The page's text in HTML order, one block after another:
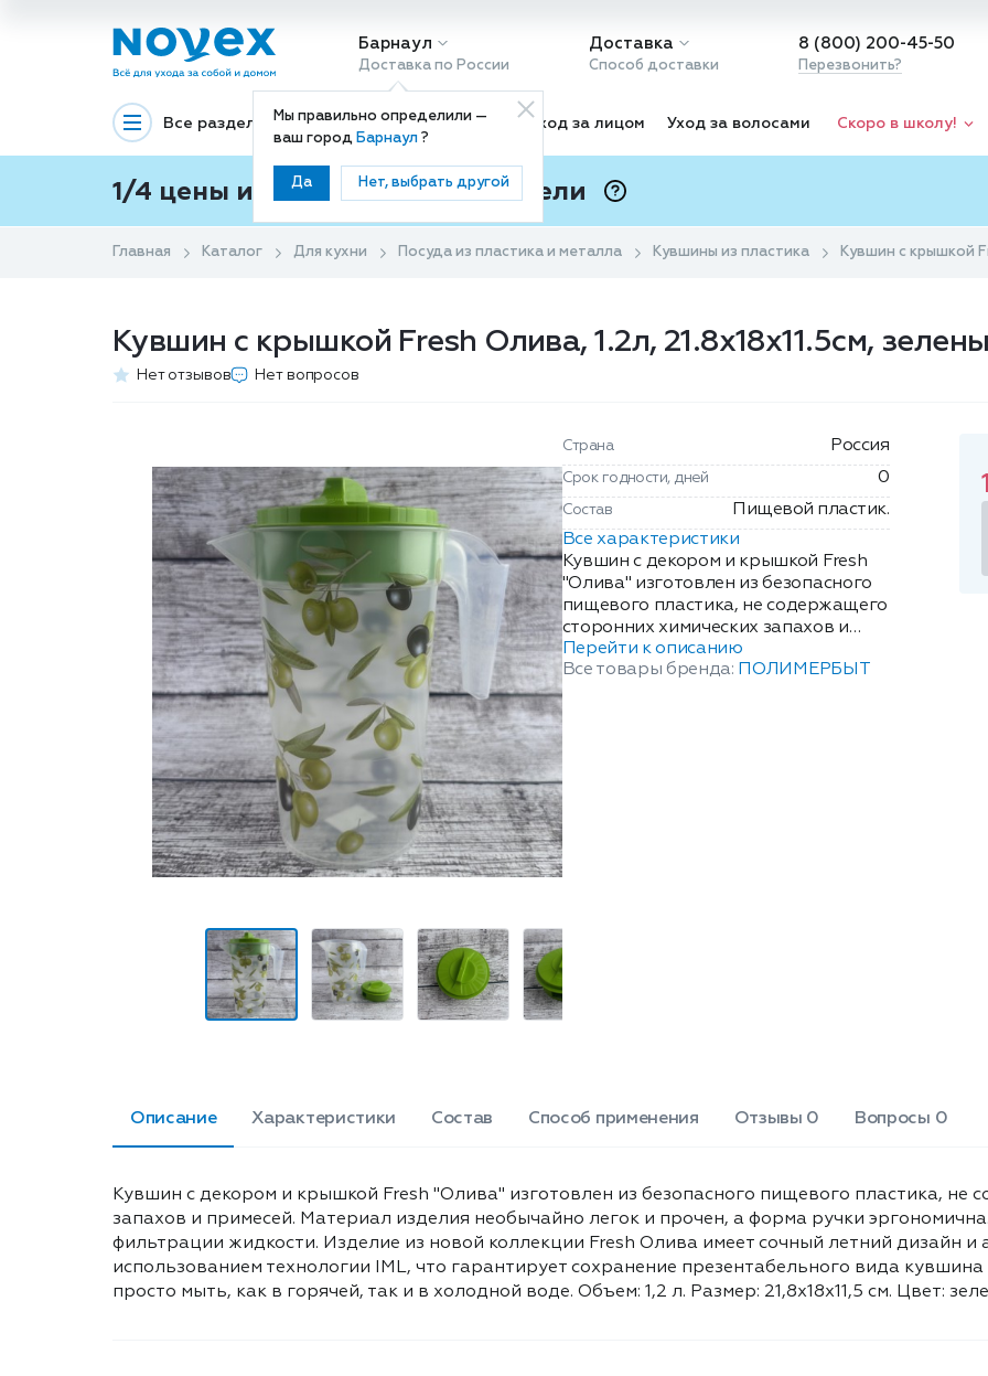
Барнаул
Доставка по России
Мы правильно определили —
ваш город Барнаул?
Да Нет, выбрать другой
Доставка
Способ доставки
8 (800) 200-45-50
Перезвонить?
Все разделы Декоративная косметика Уход за лицом Уход за волосами Скоро в школу!
1/4 цены и покупки ваши с Подели
Главная Каталог Для кухни Посуда из пластика и металла Кувшины из пластика Кувшин с крышкой
Кувшин с крышкой Fresh Олива, 1.2л, 21.8x18x11.5см,
Нет отзывов Нет вопросов
Страна Россия
Срок годности, дней 0
Состав
Пищевой пластик.
Все характеристики
Кувшин с декором и крышкой Fresh
"Олива" изготовлен из безопасного
пищевого пластика, не содержащего
сторонних химических запахов и
примесей. Материал изделия
необычайно легок и прочен, а форма
ручки эргономична. Крышка
кувшина имеет режим фильтрации
жидкости. Изделие из новой
летний дизайн и актуальный цвет.
Картинка нанесена с
использованием технологии IML, что
гарантирует сохранение
презентабельного вида кувшина на
холодной воде. Объем: 1,2 л. Размер:
21,8x18x11,5 см. Цвет: зеленый.
Перейти к описанию
Все товары бренда:
ПОЛИМЕРБЫТ
Описание Характеристики Состав Способ применения Отзывы 0 Вопросы 0
Кувшин с декором и крышкой Fresh "Олива" изготовлен из безопасного пищевого пластика, не
запахов и примесей. Материал изделия необычайно легок и прочен, а форма ручки
фильтрации жидкости. Изделие из новой коллекции Fresh Олива имеет сочный летний дизайн и
использованием технологии IML, что гарантирует сохранение презентабельного вида
просто мыть, как в горячей, так и в холодной воде. Объем: 1,2 л. Размер: 21,8x18x11,5 см. Цвет: